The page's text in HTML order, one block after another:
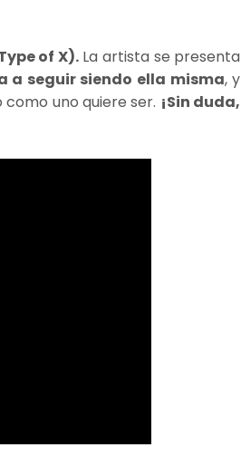
of X).La artista se presenta
a seguir siendo ella misma, y
uno quiere ser. ¡Sin duda,